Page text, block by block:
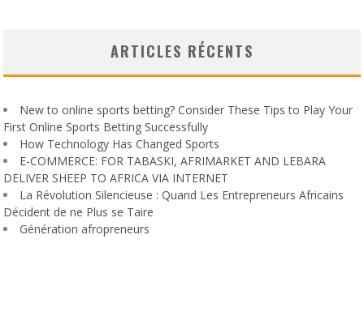
ARTICLES RÉCENTS
New to online sports betting? Consider These Tips to Play Your
First Online Sports Betting Successfully
How Technology Has Changed Sports
E-COMMERCE: FOR TABASKI, AFRIMARKET AND LEBARA
DELIVER SHEEP TO AFRICA VIA INTERNET
La Révolution Silencieuse : Quand Les Entrepreneurs Africains
Décident de ne Plus se Taire
Génération afropreneurs